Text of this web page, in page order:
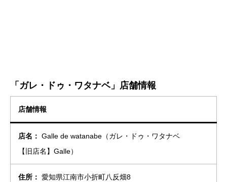
「ガレ・ドゥ・ワタナベ」店舗情報
店舗情報
店名： Galle de watanabe（ガレ・ドゥ・ワタナベ
【旧店名】Galle）
住所： 愛知県江南市小折町八反畑8